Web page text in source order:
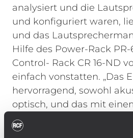
analysiert und die
und konfiguriert waren,
und das
Hilfe des Power-Rack
Control- Rack CR 16-ND
einfach vonstatten. „Das
hervorragend, sowohl
optisch, und das mit
geringeren Zeitaufwand
Arrays der Main-PA mit